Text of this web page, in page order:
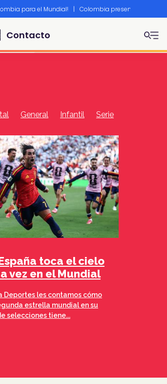
para el Mundial! | Colombia presente en
Contacto
General Infantil Serie
toca el cielo
vez en el Mundial
Deportes les contamos cómo
estrella mundial en su
selecciones tiene...